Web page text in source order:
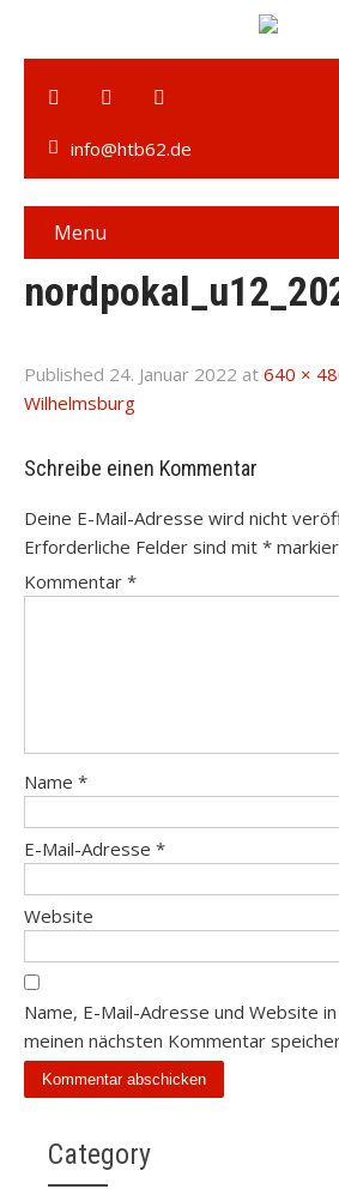
info@htb62.de
Menu
Published 24. Januar 2022 at 640 ×
Wilhelmsburg
Schreibe einen Kommentar
Deine E-Mail-Adresse wird nicht
Erforderliche Felder sind mit *
Kommentar *
Name *
E-Mail-Adresse *
Website
Name, E-Mail-Adresse und Website
meinen nächsten Kommentar
Category